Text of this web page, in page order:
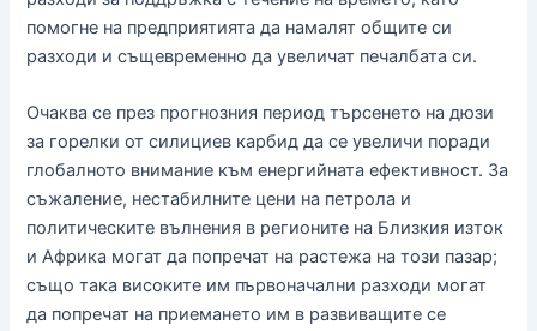
помогне на предприятията да намалят общите си
разходи и същевременно да увеличат печалбата си.
Очаква се през прогнозния период търсенето на дюзи
за горелки от силициев карбид да се увеличи поради
глобалното внимание към енергийната ефективност. За
съжаление, нестабилните цени на петрола и
политическите вълнения в регионите на Близкия изток
и Африка могат да попречат на растежа на този пазар;
също така високите им първоначални разходи могат
да попречат на приемането им в развиващите се